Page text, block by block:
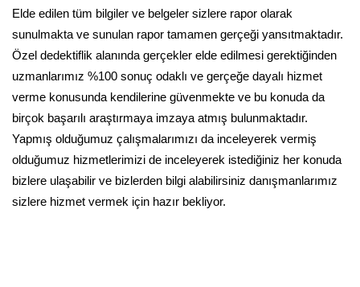
Elde edilen tüm bilgiler ve belgeler sizlere rapor olarak
sunulmakta ve sunulan rapor tamamen gerçeği yansıtmaktadır.
Özel dedektiflik alanında gerçekler elde edilmesi gerektiğinden
uzmanlarımız %100 sonuç odaklı ve gerçeğe dayalı hizmet
verme konusunda kendilerine güvenmekte ve bu konuda da
birçok başarılı araştırmaya imzaya atmış bulunmaktadır.
Yapmış olduğumuz çalışmalarımızı da inceleyerek vermiş
olduğumuz hizmetlerimizi de inceleyerek istediğiniz her konuda
bizlere ulaşabilir ve bizlerden bilgi alabilirsiniz danışmanlarımız
sizlere hizmet vermek için hazır bekliyor.